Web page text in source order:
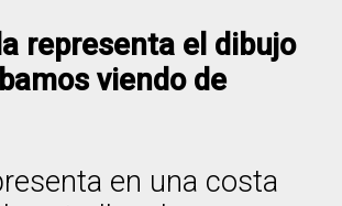
representa el dibujo
viendo de
en una costa